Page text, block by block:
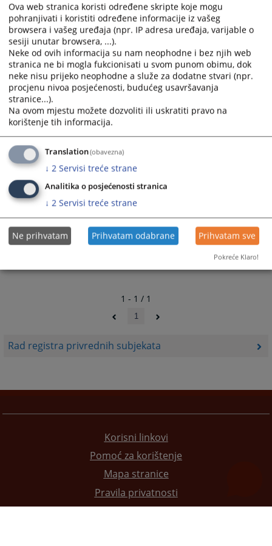
Rad registra privrednih subjekata
1 - 1 / 1
1
Korisni linkovi
Pomoć za korištenje
Mapa stranice
Pravila privatnosti
Ova web stranica koristi određene skripte koje mogu
pohranjivati i koristiti određene informacije iz vašeg
browsera i vašeg uređaja (npr. IP adresa uređaja, varijable o
sesiji unutar browsera, ...).
Neke od ovih informacija su nam neophodne i bez njih web
stranica ne bi mogla fukcionisati u svom punom obimu, dok
neke nisu prijeko neophodne a služe za dodatne stvari (npr.
procjenu nivoa posjećenosti, budućeg usavršavanja
stranice...).
Na ovom mjestu možete dozvoliti ili uskratiti pravo na
korištenje tih informacija.
Translation(obavezna)
↓ 2 Servisi treće strane
Analitika o posjećenosti stranica
↓ 2 Servisi treće strane
Ne prihvatam Prihvatam odabrane Prihvatam sve
Pokreće Klaro!